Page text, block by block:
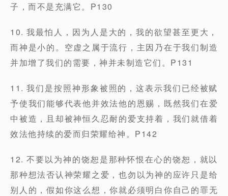
子，而不是充满它。P130
10. 我最怕人，因为人是大的，我的欲望甚至更大，
而神是小的。空虚之属于流行，主因乃在于我们制造
并加增了我们的需要，神并未制造它们。P131
11. 我们是按照神形象被照的，这表示我们已经被赋
予使我们能够代表他并效法他的恩赐，既然我们在爱
中被造，且却被神恒久忍耐的爱支持着，我们就借着
效法他持续的爱而归荣耀给神。P142
12. 不要以为神的饶恕是那种怀恨在心的饶恕，就以
那种想法否认神荣耀之爱，也勿以为神的应许只是给
别人的，假如你这么想，你就必须明白你自己的罪无